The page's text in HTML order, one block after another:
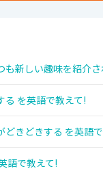
も新しい趣味を紹介
る を英語で教えて!
どきどきする を英語
語で教えて!